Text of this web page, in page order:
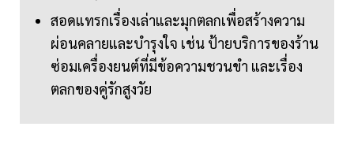
สอดแทรกเรื่องเล่าและมุกตลกเพื่อสร้างความ
ผ่อนคลายและบำรุงใจ เช่น ป้ายบริการของร้าน
ซ่อมเครื่องยนต์ที่มีข้อความชวนขำ และเรื่อง
ตลกของคู่รักสูงวัย